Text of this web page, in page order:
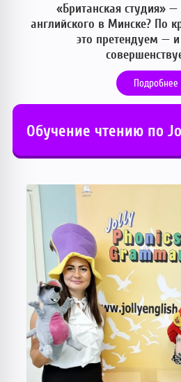
«Британская студия»
английского в Минске? По
это претендуем — и
Подробнее
Обучение чтению по